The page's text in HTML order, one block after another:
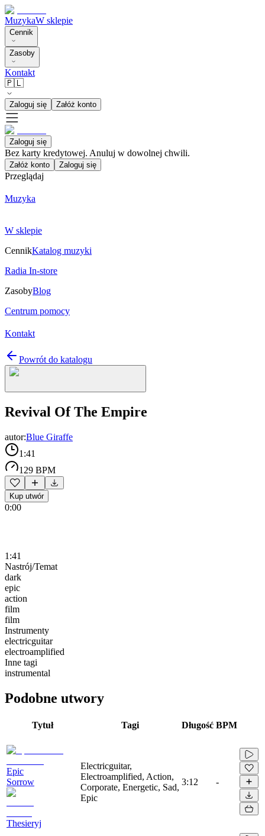
MuzykaW sklepie
Cennik
Zasoby
Kontakt
🇵🇱
Zaloguj się Załóż konto
Zaloguj się
Bez karty kredytowej. Anuluj w dowolnej chwili.
Załóż konto Zaloguj się
Przeglądaj
Muzyka
W sklepie
CennikKatalog muzyki
Radia In-store
ZasobyBlog
Centrum pomocy
Kontakt
Powrót do katalogu
Revival Of The Empire
autor:Blue Giraffe
1:41
129 BPM
Kup utwór
0:00
1:41
Nastrój/Temat
dark
epic
action
film
film
Instrumenty
electricguitar
electroamplified
Inne tagi
instrumental
Podobne utwory
Tytuł Tagi Długość BPM
Epic
Sorrow
Thesieryj
Electricguitar,
Electroamplified, Action,
Corporate, Energetic, Sad,
Epic
3:12 -